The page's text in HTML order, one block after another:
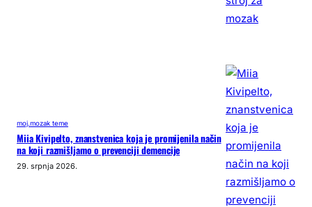
moj.mozak teme
Miia Kivipelto, znanstvenica koja je promijenila način
na koji razmišljamo o prevenciji demencije
29. srpnja 2026.